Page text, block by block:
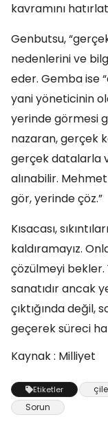
kavramını
Genbutsu,
nedenlerini ve
eder. Gemba ise
yani yöneticinin
yerinde görmesi
nazaran, gerçek
gerçek datalarla
alınabilir.
gör, yerinde çöz.”
Kısacası,
kaldıramayız.
çözülmeyi
sanatıdır ancak
çıktığında değil,
geçerek süreci
Kaynak : Milliyet
Etiketler
Sorun